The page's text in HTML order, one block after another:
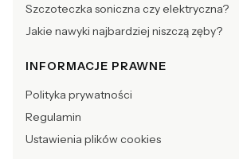
Szczoteczka soniczna czy elektryczna?
Jakie nawyki najbardziej niszczą zęby?
INFORMACJE PRAWNE
Polityka prywatności
Regulamin
Ustawienia plików cookies